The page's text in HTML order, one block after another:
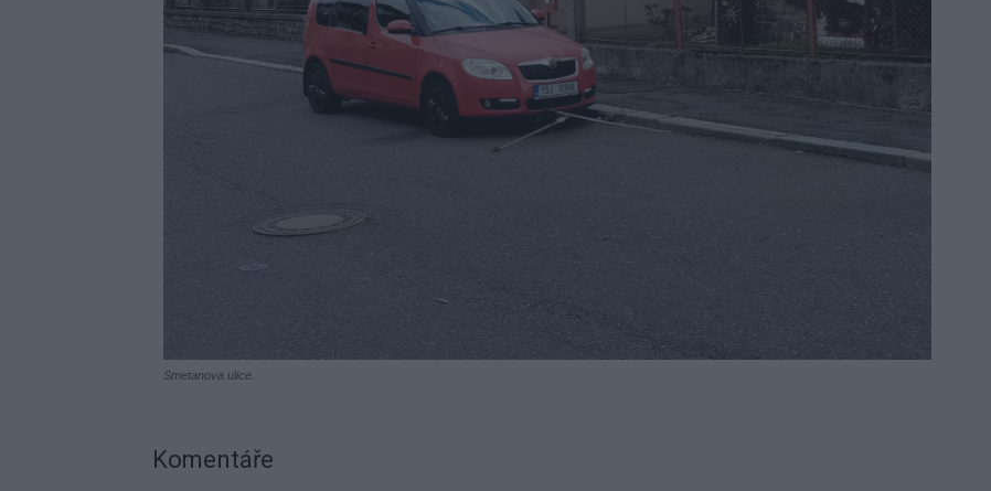
Smetanova ulice.
Komentáře